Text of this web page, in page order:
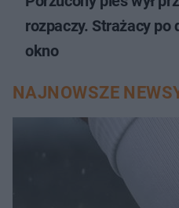
rozpaczy. Strażacy po
okno
NAJNOWSZE